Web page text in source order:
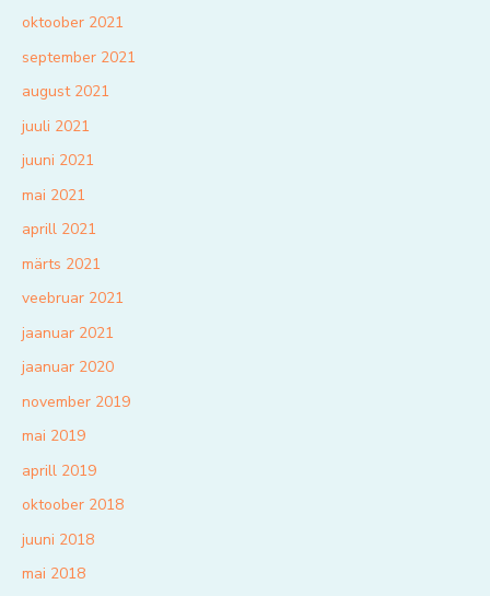
oktoober 2021
september 2021
august 2021
juuli 2021
juuni 2021
mai 2021
aprill 2021
märts 2021
veebruar 2021
jaanuar 2021
jaanuar 2020
november 2019
mai 2019
aprill 2019
oktoober 2018
juuni 2018
mai 2018